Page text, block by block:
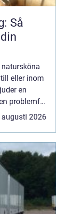
Så
eller inom
en
problemfri
augusti 2026